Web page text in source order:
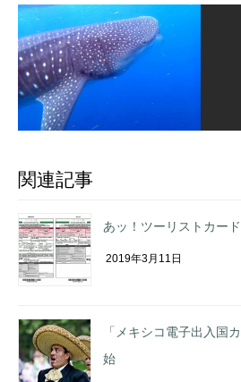
関連記事
あッ！ツーリストカー
2019年3月11日
「メキシコ電子出入国
始